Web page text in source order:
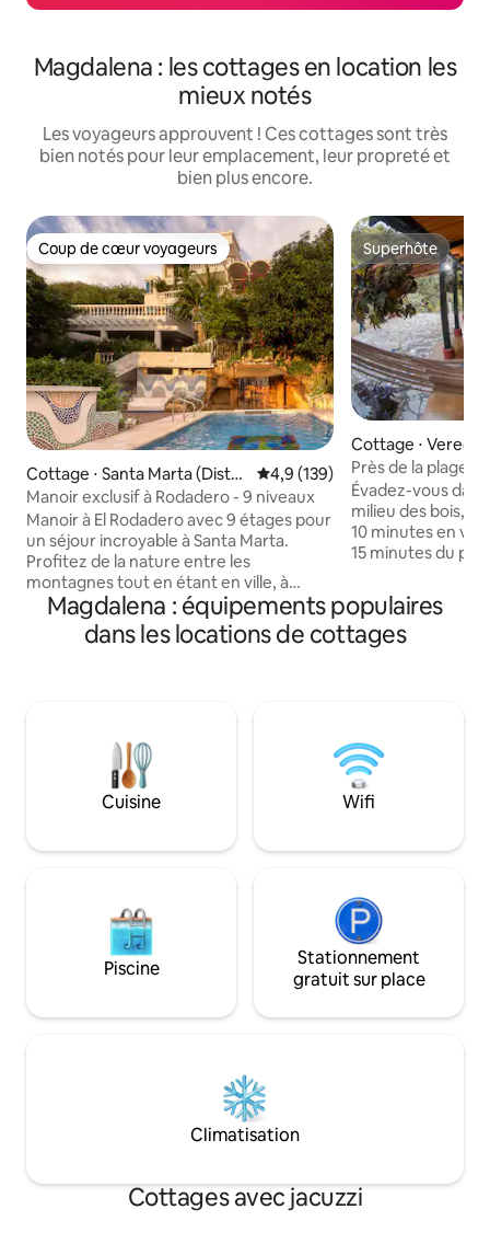
Magdalena : les cottages en location les
mieux notés
Les voyageurs approuvent ! Ces cottages sont très
bien notés pour leur emplacement, leur propreté et
bien plus encore.
Coup de cœur voyageurs
Coup de cœur voyageurs
Cottage ⋅ Santa Marta (Distrit
o Turístico Cultural E Históric
o)
Évaluation moyenne sur la
4,9 (139)
Manoir exclusif à Rodadero - 9 niveaux
Manoir à El Rodadero avec 9 étages pour
un séjour incroyable à Santa Marta.
Profitez de la nature entre les
montagnes tout en étant en ville, à
seulement 10 min à pied de la plage.
Nous avons une femme de ménage qui
peut être disponible pour vous aider
dans toutes les pièces. 4 terrasses avec
cave à vin et grill, piscine avec bar,
parking gratuit. Pas de soirées drogues.
Max. 2 animaux, uniquement sur les
Boutique.
Superhôte
Superhôte
Cottage ⋅ Vereda
Près de la plage.
Évadez-vous
milieu des bois,
10 minutes en
15 minutes du
avec la
d'un magnifique
piscine et d'une
végétation
proposons un
place. Wifi
Magdalena : équipements populaires
dans les locations de cottages
Cuisine Wifi
Piscine
Stationnement
gratuit sur place
Climatisation
Cottages avec jacuzzi